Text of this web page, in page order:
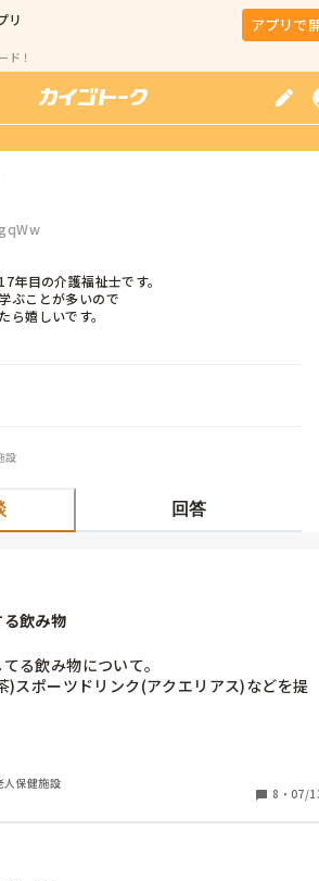
リ
ド！
アプリで
年目の介護福祉士です。
ぶことが多いので
ら嬉しいです。
設
回答
飲み物
る飲み物について。
)スポーツドリンク(アクエリアス)などを提
いますか？
人保健施設
8 ・ 07/